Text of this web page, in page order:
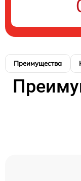
Преимущества